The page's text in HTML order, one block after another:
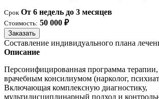
Срок От 6 недель до 3 месяцев
Стоимость: 50 000 ₽
Заказать
Составление индивидуального плана
Описание
Персонифицированная программа терапии,
врачебным консилиумом (нарколог,
Включающая комплексную диагностику,
мультидисциплинарный подход и